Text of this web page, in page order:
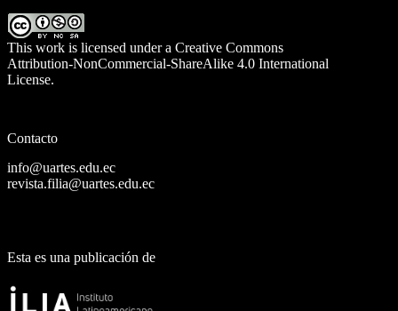
This work is licensed under a Creative Commons
Attribution-NonCommercial-ShareAlike 4.0 International
License.
Contacto
info@uartes.edu.ec
revista.filia@uartes.edu.ec
Esta es una publicación de